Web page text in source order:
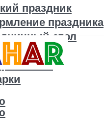
праздник
праздника
стол